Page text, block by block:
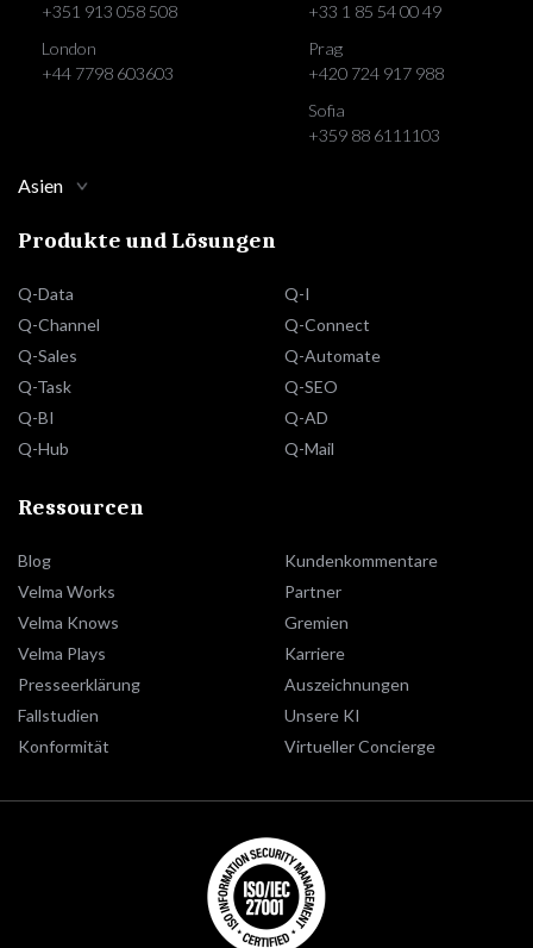
+351 913 058 508
London
+44 7798 603603
+33 1 85 54 00 49
Prag
+420 724 917 988
Sofia
+359 88 6111103
Asien
Produkte und Lösungen
Q-Data
Q-Channel
Q-Sales
Q-Task
Q-BI
Q-Hub
Q-I
Q-Connect
Q-Automate
Q-SEO
Q-AD
Q-Mail
Ressourcen
Blog
Velma Works
Velma Knows
Velma Plays
Presseerklärung
Fallstudien
Konformität
Kundenkommentare
Partner
Gremien
Karriere
Auszeichnungen
Unsere KI
Virtueller Concierge